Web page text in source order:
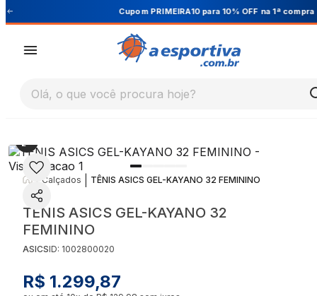
Cupom PRIMEIRA10 para 10% OFF na 1ª compra
Olá, o que você procura hoje?
Calçados TÊNIS ASICS GEL-KAYANO 32 FEMININO
TÊNIS ASICS GEL-KAYANO 32
FEMININO
ASICSID: 1002800020
R$ 1.299,87